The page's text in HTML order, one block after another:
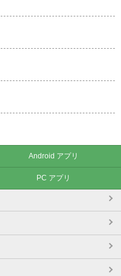
Android アプリ
PC アプリ